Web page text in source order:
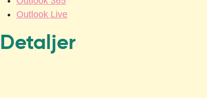
Outlook Live
Detaljer